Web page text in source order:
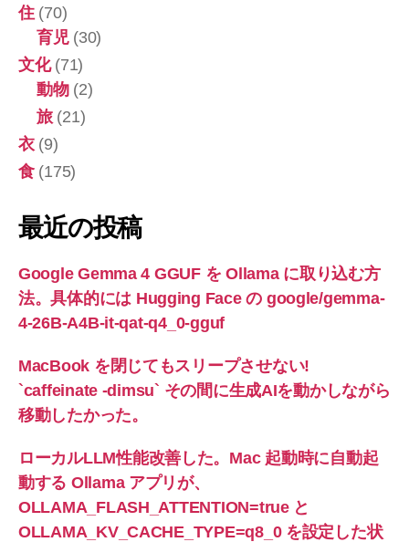
住(70)
育児(30)
文化(71)
動物(2)
旅(21)
衣(9)
食(175)
最近の投稿
Google Gemma 4 GGUF を Ollama に取り込む方
法。具体的には Hugging Face の google/gemma-
4-26B-A4B-it-qat-q4_0-gguf
MacBook を閉じてもスリープさせない!
`caffeinate -dimsu` その間に生成AIを動かしながら
移動したかった。
ローカルLLM性能改善した。Mac 起動時に自動起
動する Ollama アプリが、
OLLAMA_FLASH_ATTENTION=true と
OLLAMA_KV_CACHE_TYPE=q8_0 を設定した状